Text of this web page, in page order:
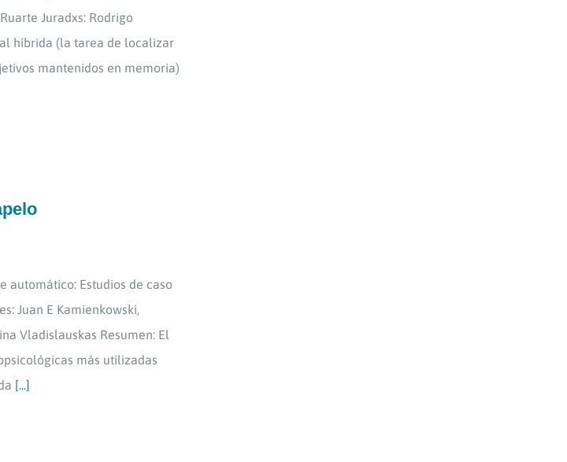
Juradxs: Rodrigo
híbrida (la tarea de localizar
mantenidos en memoria)
automático: Estudios de caso
Juan E Kamienkowski,
Vladislauskas Resumen: El
más utilizadas
[...]